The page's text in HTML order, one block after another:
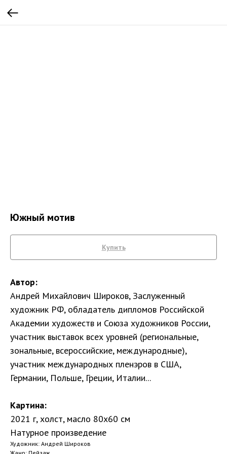
Южный мотив
Купить
Автор:
Андрей Михайлович Широков, Заслуженный
художник РФ, обладатель дипломов Российской
Академии художеств и Союза художников России,
участник выставок всех уровней (региональные,
зональные, всероссийские, международные),
участник международных пленэров в США,
Германии, Польше, Греции, Италии...
Картина:
2021 г, холст, масло 80х60 см
Натурное произведение
Художник: Андрей Широков